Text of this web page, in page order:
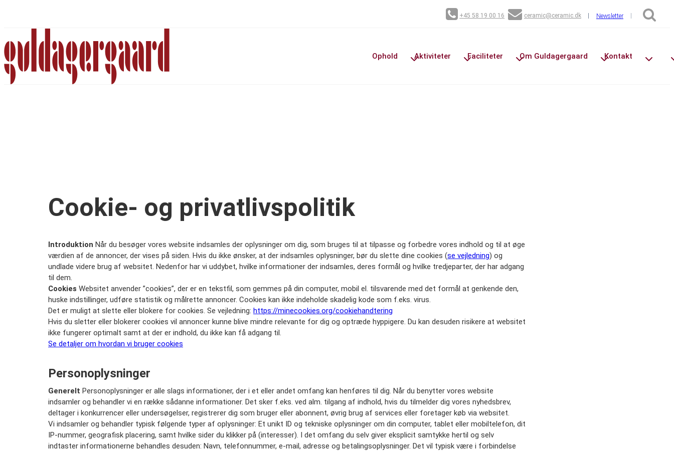
+45 58 19 00 16 ceramic@ceramic.dk Newsletter
Ophold Aktiviteter Faciliteter Om Guldagergaard Kontakt
Cookie- og privatlivspolitik
Introduktion Når du besøger vores website indsamles der oplysninger om dig, som bruges til at tilpasse og forbedre vores indhold og til at øge
værdien af de annoncer, der vises på siden. Hvis du ikke ønsker, at der indsamles oplysninger, bør du slette dine cookies (se vejledning) og
undlade videre brug af websitet. Nedenfor har vi uddybet, hvilke informationer der indsamles, deres formål og hvilke tredjeparter, der har adgang
til dem.
Cookies Websitet anvender ”cookies”, der er en tekstfil, som gemmes på din computer, mobil el. tilsvarende med det formål at genkende den,
huske indstillinger, udføre statistik og målrette annoncer. Cookies kan ikke indeholde skadelig kode som f.eks. virus.
Det er muligt at slette eller blokere for cookies. Se vejledning: https://minecookies.org/cookiehandtering
Hvis du sletter eller blokerer cookies vil annoncer kunne blive mindre relevante for dig og optræde hyppigere. Du kan desuden risikere at websitet
ikke fungerer optimalt samt at der er indhold, du ikke kan få adgang til.
Se detaljer om hvordan vi bruger cookies
Personoplysninger
Generelt Personoplysninger er alle slags informationer, der i et eller andet omfang kan henføres til dig. Når du benytter vores website
indsamler og behandler vi en række sådanne informationer. Det sker f.eks. ved alm. tilgang af indhold, hvis du tilmelder dig vores nyhedsbrev,
deltager i konkurrencer eller undersøgelser, registrerer dig som bruger eller abonnent, øvrig brug af services eller foretager køb via websitet.
Vi indsamler og behandler typisk følgende typer af oplysninger: Et unikt ID og tekniske oplysninger om din computer, tablet eller mobiltelefon, dit
IP-nummer, geografisk placering, samt hvilke sider du klikker på (interesser). I det omfang du selv giver eksplicit samtykke hertil og selv
indtaster informationerne behandles desuden: Navn, telefonnummer, e-mail, adresse og betalingsoplysninger. Det vil typisk være i forbindelse